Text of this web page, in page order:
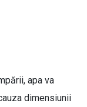
apa va
dimensiunii